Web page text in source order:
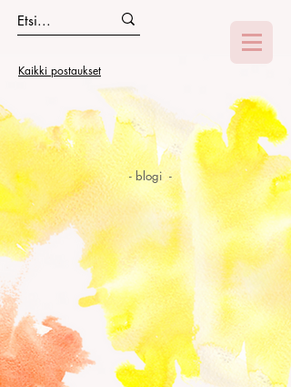
Kaikki postaukset
- blogi -